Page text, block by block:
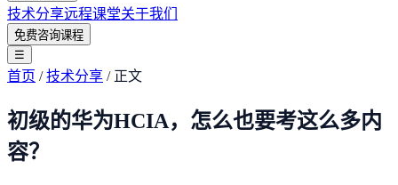
技术分享远程课堂关于我们
免费咨询课程
☰
首页 /技术分享 / 正文
初级的华为HCIA，怎么也要考这么多内
容？